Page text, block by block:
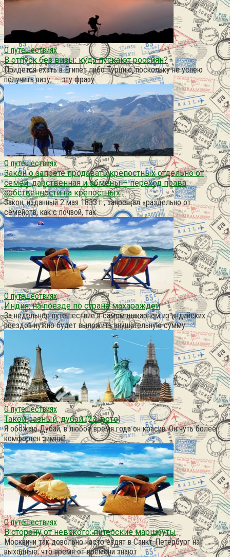
О путешествиях
В отпуск без визы: куда пускают россиян?
Придется ехать в Египет либо Турцию, поскольку не успею
получить визу, — эту фразу
О путешествиях
Закон о запрете продавать крепостных отдельно от
семей. дарственная и обмены – переход права
собственности на крепостных
Закон, изданный 2 мая 1833 г., запрещал «раздельно от
семейств, как с почвой, так
О путешествиях
Индия: на поезде по стране махараждей
За недельное путешествие в самом шикарном из индийских
поездов нужно будет выложить внушительную сумму.
О путешествиях
Такой разный, дубай (23 фото)
Я обожаю Дубай, в любое время года он красив. Он чуть более
комфортен зимний
О путешествиях
В сторону от невского: питерские маршруты
Москвичи так довольно часто ездят в Санкт-Петербург на
выходные, что время от времени знают